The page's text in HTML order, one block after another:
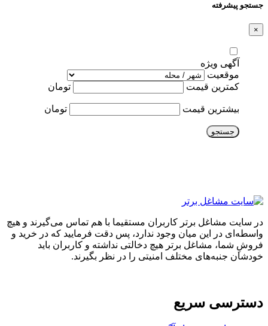
جستجو پیشرفته
×
آگهی ویژه
موقعیت
کمترین قیمت
تومان
بیشترین قیمت تومان
جستجو
در سایت مشاغل برتر کاربران مستقیما با هم تماس می‌گیرند و هیچ
واسطه‌ای در این میان وجود ندارد، پس دقت فرمایید که در خرید و
فروشِ شما، مشاغل برتر هیچ دخالتی نداشته و کاربران باید
خودشان جنبه‌های مختلف امنیتی را در نظر بگیرند.
دسترسی سریع